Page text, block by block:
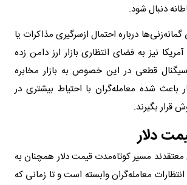
دنبال شود.
درباره احتمال ازسرگیری مذاکرات یا
نیز به فضای انتظاری بازار ارز دامن زده
قطعی در این خصوص به بازار مخابره
باعث شده معامله‌گران با احتیاط بیشتری در
قرار بگیرند.
دلار
معتقدند مسیر کوتاه‌مدت قیمت دلار همچنان به
معامله‌گران وابسته است و تا زمانی که